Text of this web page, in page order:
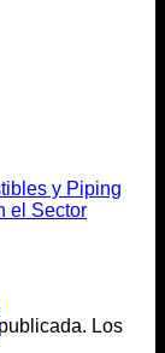
y Piping
el Sector
Los